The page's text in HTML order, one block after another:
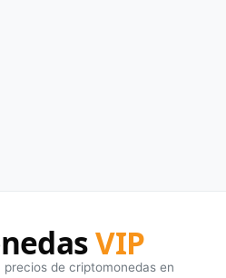
VIP
de criptomonedas en